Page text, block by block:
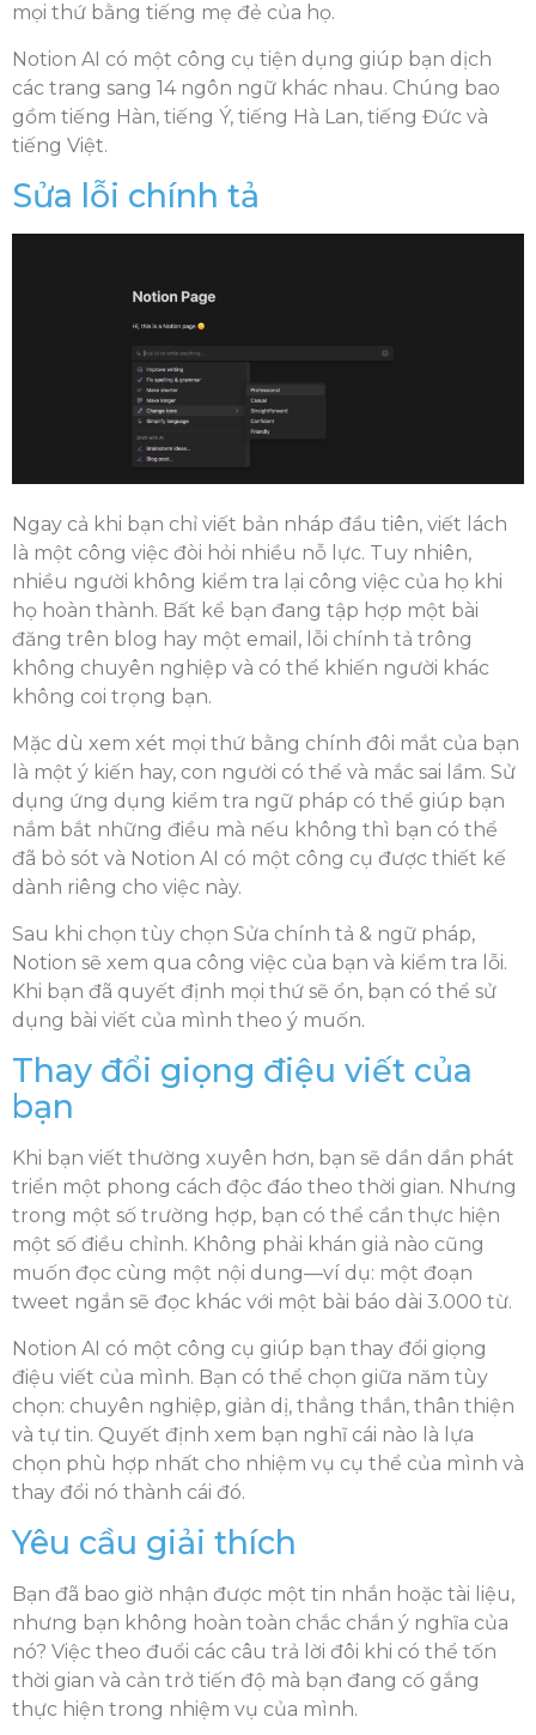
mọi thứ bằng tiếng mẹ đẻ của họ.
Notion AI có một công cụ tiện dụng giúp bạn dịch
các trang sang 14 ngôn ngữ khác nhau. Chúng bao
gồm tiếng Hàn, tiếng Ý, tiếng Hà Lan, tiếng Đức và
tiếng Việt.
Sửa lỗi chính tả
Ngay cả khi bạn chỉ viết bản nháp đầu tiên, viết lách
là một công việc đòi hỏi nhiều nỗ lực. Tuy nhiên,
nhiều người không kiểm tra lại công việc của họ khi
họ hoàn thành. Bất kể bạn đang tập hợp một bài
đăng trên blog hay một email, lỗi chính tả trông
không chuyên nghiệp và có thể khiến người khác
không coi trọng bạn.
Mặc dù xem xét mọi thứ bằng chính đôi mắt của bạn
là một ý kiến ​​hay, con người có thể và mắc sai lầm. Sử
dụng ứng dụng kiểm tra ngữ pháp có thể giúp bạn
nắm bắt những điều mà nếu không thì bạn có thể
đã bỏ sót và Notion AI có một công cụ được thiết kế
dành riêng cho việc này.
Sau khi chọn tùy chọn Sửa chính tả & ngữ pháp,
Notion sẽ xem qua công việc của bạn và kiểm tra lỗi.
Khi bạn đã quyết định mọi thứ sẽ ổn, bạn có thể sử
dụng bài viết của mình theo ý muốn.
Thay đổi giọng điệu viết của
bạn
Khi bạn viết thường xuyên hơn, bạn sẽ dần dần phát
triển một phong cách độc đáo theo thời gian. Nhưng
trong một số trường hợp, bạn có thể cần thực hiện
một số điều chỉnh. Không phải khán giả nào cũng
muốn đọc cùng một nội dung—ví dụ: một đoạn
tweet ngắn sẽ đọc khác với một bài báo dài 3.000 từ.
Notion AI có một công cụ giúp bạn thay đổi giọng
điệu viết của mình. Bạn có thể chọn giữa năm tùy
chọn: chuyên nghiệp, giản dị, thẳng thắn, thân thiện
và tự tin. Quyết định xem bạn nghĩ cái nào là lựa
chọn phù hợp nhất cho nhiệm vụ cụ thể của mình và
thay đổi nó thành cái đó.
Yêu cầu giải thích
Bạn đã bao giờ nhận được một tin nhắn hoặc tài liệu,
nhưng bạn không hoàn toàn chắc chắn ý nghĩa của
nó? Việc theo đuổi các câu trả lời đôi khi có thể tốn
thời gian và cản trở tiến độ mà bạn đang cố gắng
thực hiện trong nhiệm vụ của mình.